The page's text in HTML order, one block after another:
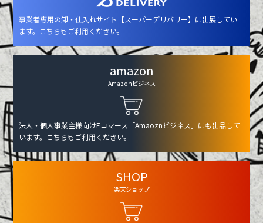
事業者専用の卸・仕入れサイト【スーパーデリバリー】に出展してい
ます。こちらもご利用ください。
amazon
Amazonビジネス
法人・個人事業主様向けEコマース「Amaoznビジネス」にも出品して
います。こちらもご利用ください。
SHOP
楽天ショップ